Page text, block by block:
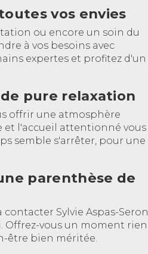
vos envies
ou encore un soin du
à vos besoins avec
expertes et profitez d'un
pure relaxation
offrir une atmosphère
et l'accueil attentionné vous
semble s'arrêter, pour une
parenthèse de
Sylvie Aspas-Seron
Offrez-vous un moment rien
être bien méritée.